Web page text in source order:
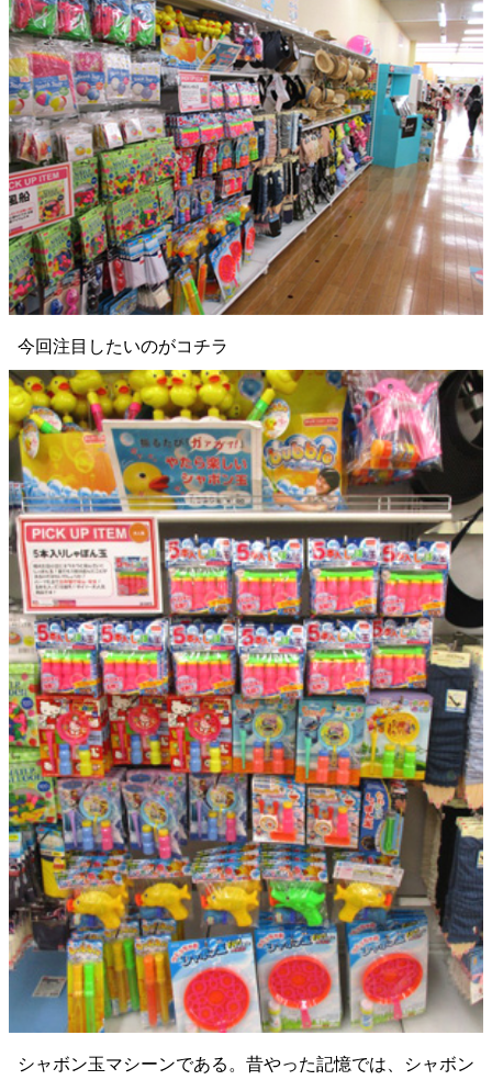
今回注目したいのがコチラ
シャボン玉マシーンである。昔やった記憶では、シャボン